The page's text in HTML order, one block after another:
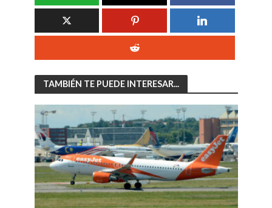
TAMBIÉN TE PUEDE INTERESAR...